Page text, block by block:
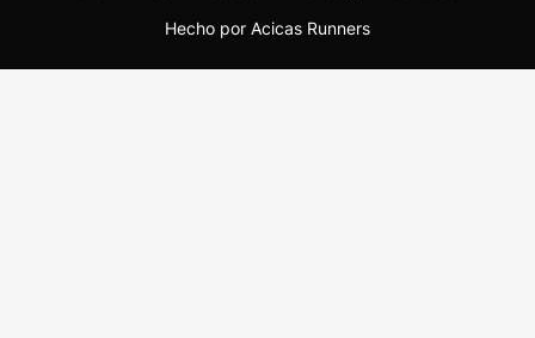
Hecho por Acicas Runners